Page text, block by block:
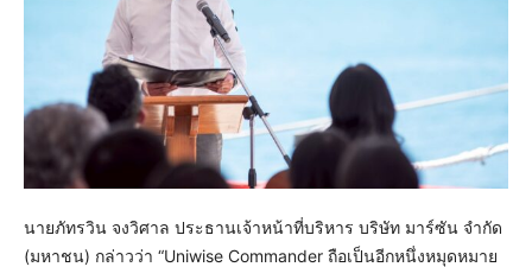
นายภัทรวิน จงวิศาล ประธานเจ้าหน้าที่บริหาร บริษัท มาร์ซัน จำกัด
(มหาชน) กล่าวว่า “Uniwise Commander ถือเป็นอีกหนึ่งหมุดหมาย